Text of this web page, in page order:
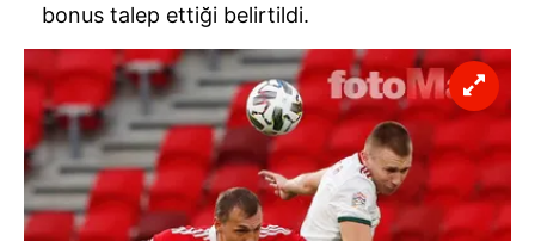
bonus talep ettiği belirtildi.